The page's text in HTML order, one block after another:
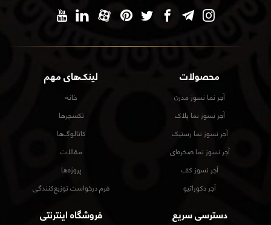
محصولات
آجر نما نسوز مدرن
آجر نسوز نما پلاک
آجر نسوز نما رستیک
آجر نسوز نما صخره‌ای
آجر نسوز کف
آجر دکوراتیو
لینک‌های مهم
خانه
تکسچرها
کاتالوگ‌ها
مقالات
پروژه‌ها
فرم درخواست توزیع‌کنندگی
دسترسی سریع فروشگاه اینترنتی